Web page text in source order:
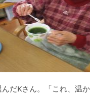
だKさん。「これ、温